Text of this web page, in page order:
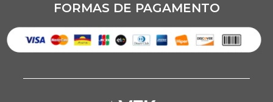
FORMAS DE PAGAMENTO